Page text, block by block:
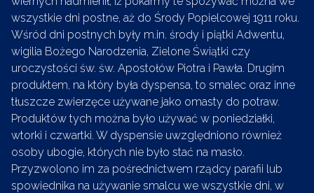
wszystkie dni postne, aż do Środy Popielcowej 1911 roku.
Wśród dni postnych były m.in. środy i piątki Adwentu,
wigilia Bożego Narodzenia, Zielone Świątki czy
uroczystości św. św. Apostołów Piotra i Pawła. Drugim
produktem, na który była dyspensa, to smalec oraz inne
tłuszcze zwierzęce używane jako omasty do potraw.
Produktów tych można było używać w poniedziałki,
wtorki i czwartki. W dyspensie uwzględniono również
osoby ubogie, których nie było stać na masło.
Przyzwolono im za pośrednictwem rządcy parafii lub
spowiednika na używanie smalcu we wszystkie dni, w